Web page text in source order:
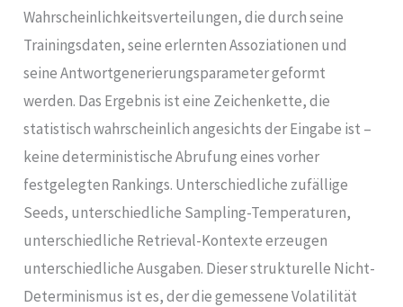
Wahrscheinlichkeitsverteilungen, die durch seine
Trainingsdaten, seine erlernten Assoziationen und
seine Antwortgenerierungsparameter geformt
werden. Das Ergebnis ist eine Zeichenkette, die
statistisch wahrscheinlich angesichts der Eingabe ist –
keine deterministische Abrufung eines vorher
festgelegten Rankings. Unterschiedliche zufällige
Seeds, unterschiedliche Sampling-Temperaturen,
unterschiedliche Retrieval-Kontexte erzeugen
unterschiedliche Ausgaben. Dieser strukturelle Nicht-
Determinismus ist es, der die gemessene Volatilität